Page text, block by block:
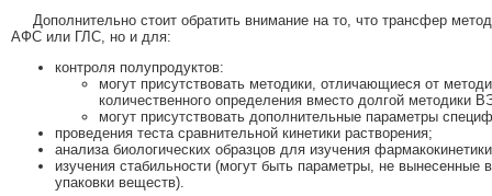
Дополнительно стоит обратить внимание на то, что трансфер
АФС или ГЛС, но и для:
контроля полупродуктов:
могут присутствовать методики, отличающиеся от
количественного определения вместо долгой
могут присутствовать дополнительные параметры
проведения теста сравнительной кинетики растворения;
анализа биологических образцов для изучения
изучения стабильности (могут быть параметры, не
упаковки веществ).